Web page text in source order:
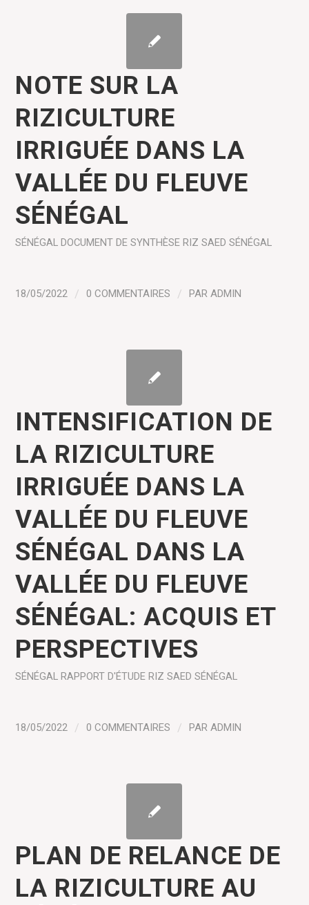
NOTE SUR LA
RIZICULTURE
IRRIGUÉE DANS LA
VALLÉE DU FLEUVE
SÉNÉGAL
SÉNÉGAL DOCUMENT DE SYNTHÈSE RIZ SAED SÉNÉGAL
18/05/2022 / 0 COMMENTAIRES / PARADMIN
INTENSIFICATION DE
LA RIZICULTURE
IRRIGUÉE DANS LA
VALLÉE DU FLEUVE
SÉNÉGAL DANS LA
VALLÉE DU FLEUVE
SÉNÉGAL: ACQUIS ET
PERSPECTIVES
SÉNÉGAL RAPPORT D'ÉTUDE RIZ SAED SÉNÉGAL
18/05/2022 / 0 COMMENTAIRES / PARADMIN
PLAN DE RELANCE DE
LA RIZICULTURE AU